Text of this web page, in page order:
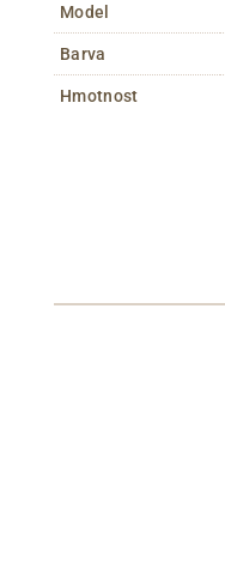
Model
Barva
Hmotnost